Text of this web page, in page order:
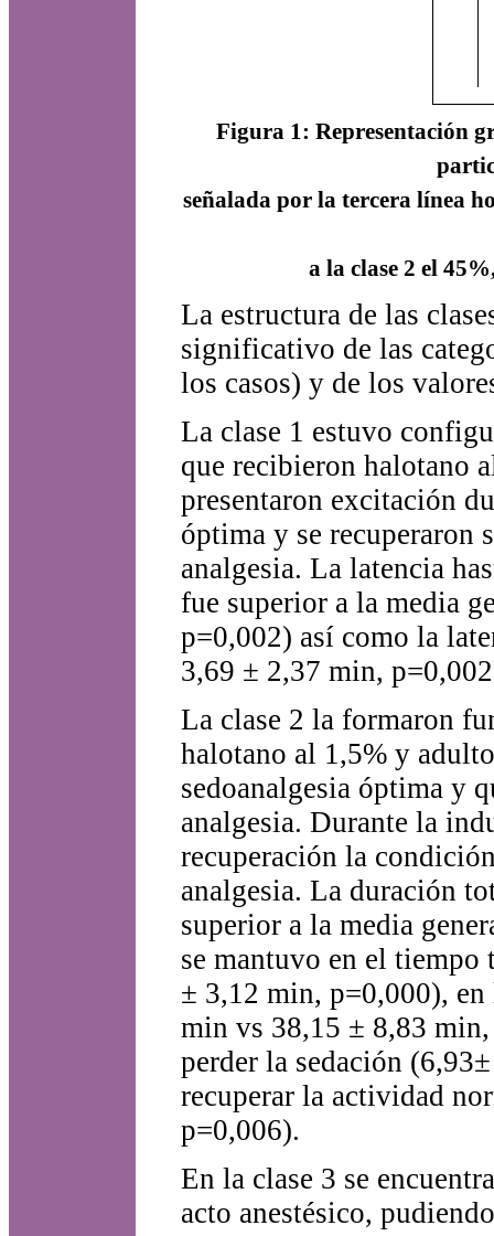
Figura 1: Representación
señalada por la tercera línea
a la clase 2 el
La estructura de las
significativo de las
los casos) y de los
La clase 1 estuvo
que recibieron halotano
presentaron excitación
óptima y se recuperaron
analgesia. La latencia
fue superior a la media
p=0,002) así como la
3,69 ± 2,37 min,
La clase 2 la formaron
halotano al 1,5% y
sedoanalgesia óptima y
analgesia. Durante la
recuperación la
analgesia. La duración
superior a la media
se mantuvo en el
± 3,12 min, p=0,000), en
min vs 38,15 ± 8,83
perder la sedación
recuperar la actividad
p=0,006).
En la clase 3 se
acto anestésico,